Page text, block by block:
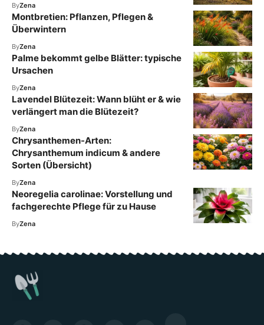
ByZena
Montbretien: Pflanzen, Pflegen &
Überwintern
ByZena
Palme bekommt gelbe Blätter: typische
Ursachen
ByZena
Lavendel Blütezeit: Wann blüht er & wie
verlängert man die Blütezeit?
ByZena
Chrysanthemen-Arten:
Chrysanthemum indicum & andere
Sorten (Übersicht)
ByZena
Neoregelia carolinae: Vorstellung und
fachgerechte Pflege für zu Hause
ByZena